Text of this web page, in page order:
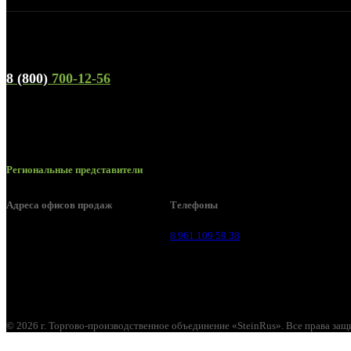
8 (800) 700-12-56
Региональные представители
Адреса офисов продаж Телефоны
8 961 109 59 38
© 2026 г. Торгово-производственное объединение «SteinRus». Все права